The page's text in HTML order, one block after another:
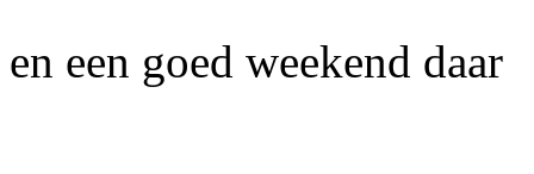
en een goed weekend daar